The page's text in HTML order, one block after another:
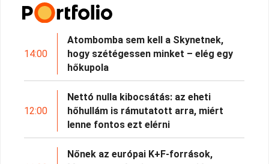
14:00
Atombomba sem kell a Skynetnek,
hogy szétégessen minket – elég egy
hőkupola
12:00
Nettó nulla kibocsátás: az eheti
hőhullám is rámutatott arra, miért
lenne fontos ezt elérni
Nőnek az európai K+F-források,